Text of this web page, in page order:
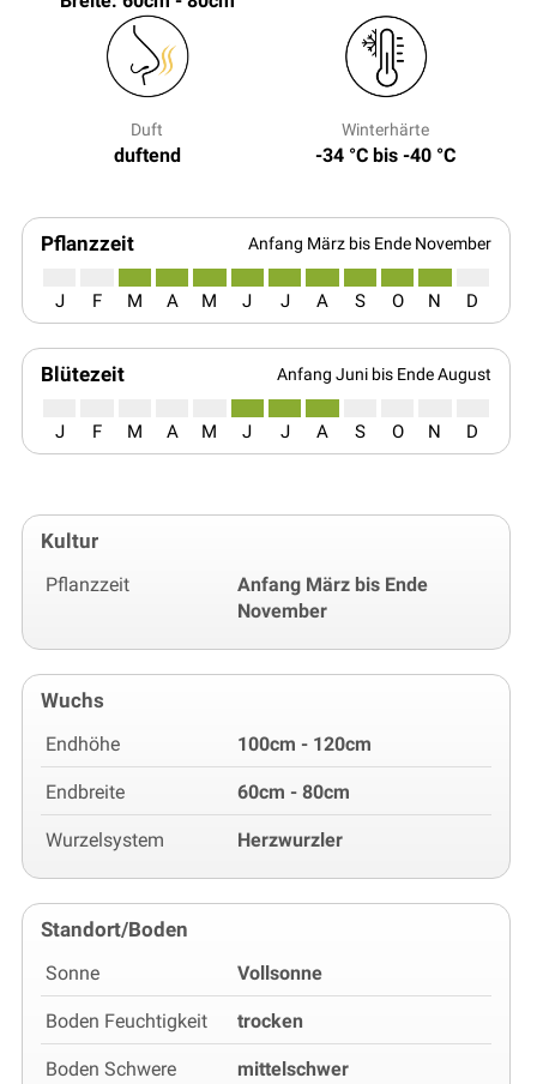
Duft
duftend
Winterhärte
-34 °C bis -40 °C
Pflanzzeit Anfang März bis Ende November
J F M A M J J A S O N D
Blütezeit Anfang Juni bis Ende August
J F M A M J J A S O N D
Kultur
Pflanzzeit
Anfang März bis Ende
November
Wuchs
Endhöhe 100cm - 120cm
Endbreite 60cm - 80cm
Wurzelsystem Herzwurzler
Standort/Boden
Sonne Vollsonne
Boden Feuchtigkeit trocken
Boden Schwere mittelschwer